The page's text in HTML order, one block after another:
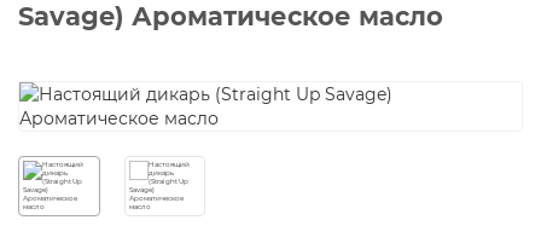
Savage) Ароматическое масло